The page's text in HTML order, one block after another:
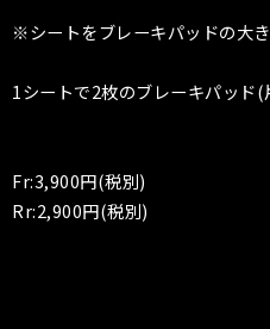
※シートをブレーキパッドの大
1シートで2枚のブレーキパッド(
Fr:3,900円(税別)
Rr:2,900円(税別)